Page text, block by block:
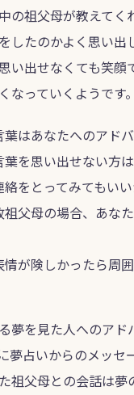
の祖父母が教えてく
したのかよく思い出
い出せなくても笑顔
なっていくようです。
はあなたへのアド
を思い出せない方
をとってみてもい
父母の場合、あな
が険しかったら周
夢を見た人へのアド
夢占いからのメッセ
祖父母との会話は夢